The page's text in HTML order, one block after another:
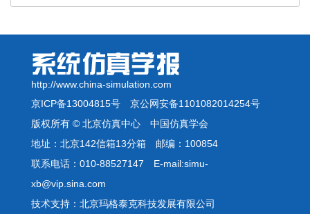
http://www.china-simulation.com
京ICP备13004815号 京公网安备1101082014254号
版权所有 © 北京仿真中心 中国仿真学会
地址：北京142信箱13分箱 邮编：100854
联系电话：010-88527147 E-mail:simu-
xb@vip.sina.com
技术支持：北京玛格泰克科技发展有限公司